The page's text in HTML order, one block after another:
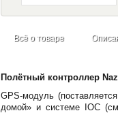
Купить
Всё о товаре
Полётный контроллер
GPS-модуль
домой» и системе IOC